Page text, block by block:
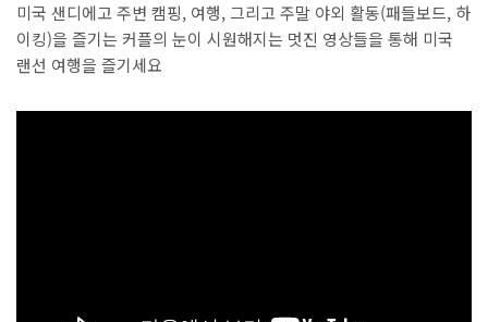
미국 샌디에고 주변 캠핑, 여행, 그리고 주말 야외 활동(패들보드, 하
이킹)을 즐기는 커플의 눈이 시원해지는 멋진 영상들을 통해 미국
랜선 여행을 즐기세요